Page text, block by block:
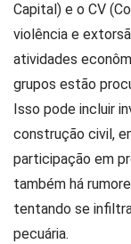
Capital) e o CV
violência e
atividades
grupos estão
Isso pode incluir
construção civil,
participação em
também há
tentando se
pecuária.